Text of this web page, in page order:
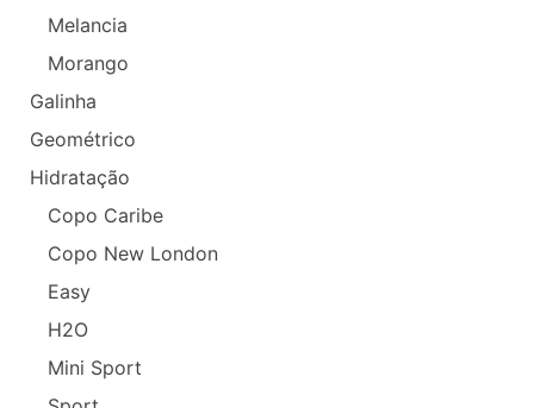
Melancia
Morango
Galinha
Geométrico
Hidratação
Copo Caribe
Copo New London
Easy
H2O
Mini Sport